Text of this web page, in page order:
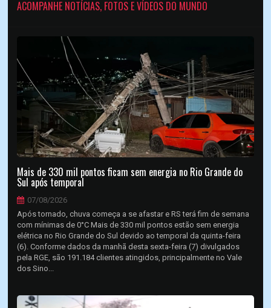
ACOMPANHE NOTÍCIAS, FOTOS E VÍDEOS DO MUNDO
Mais de 330 mil pontos ficam sem energia no Rio Grande do
Sul após temporal
07/08/2026
Após tornado, chuva começa a se afastar e RS terá fim de semana
com mínimas de 0°C Mais de 330 mil pontos estão sem energia
elétrica no Rio Grande do Sul devido ao temporal da quinta-feira
(6). Conforme dados da manhã desta sexta-feira (7) divulgados
pela RGE, são 191.184 clientes atingidos, principalmente no Vale
dos Sino...